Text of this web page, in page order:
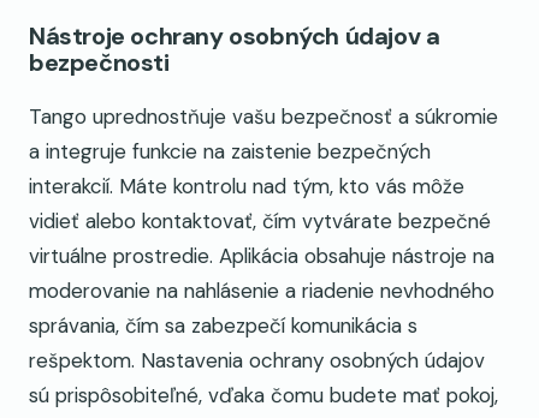
Nástroje ochrany osobných údajov a
bezpečnosti
Tango uprednostňuje vašu bezpečnosť a súkromie
a integruje funkcie na zaistenie bezpečných
interakcií. Máte kontrolu nad tým, kto vás môže
vidieť alebo kontaktovať, čím vytvárate bezpečné
virtuálne prostredie. Aplikácia obsahuje nástroje na
moderovanie na nahlásenie a riadenie nevhodného
správania, čím sa zabezpečí komunikácia s
rešpektom. Nastavenia ochrany osobných údajov
sú prispôsobiteľné, vďaka čomu budete mať pokoj,